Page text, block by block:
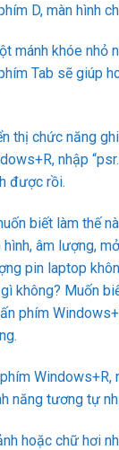
D, màn hình
mánh khóe nhỏ
Tab sẽ giúp
thị chức năng
nhập
được rồi.
biết làm thế
âm lượng,
pin laptop
không? Muốn
phím
Windows+R,
năng tương tự
hoặc chữ hơi